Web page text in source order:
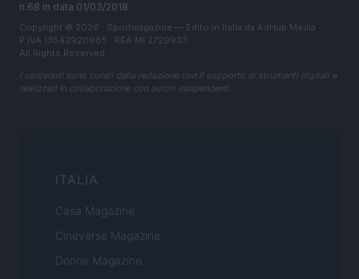
n.68 in data 01/03/2018
Copyright © 2026 · Sportmagazine — Edito in Italia da AdHub Media
P.IVA 13542920965 · REA MI 2729933
All Rights Reserved
I contenuti sono curati dalla redazione con il supporto di strumenti digitali e
realizzati in collaborazione con autori indipendenti.
ITALIA
Casa Magazine
Cineverse Magazine
Donne Magazine